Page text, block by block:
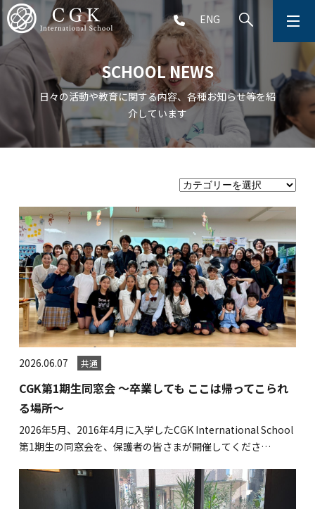
ENG
CGKについて
学校生活
プリスクール (2～5歳児)
高等部 (10～12年生)
アフタースクール (1～9年生)
海外留学・グローバル
コミュニティ
お問い合わせ
SCHOOL NEWS
学校経営コンサル
採用・求人情報
SCHOOL NEWS
日々の活動や教育に関する内容、各種お知らせ等を紹
介しています
2026.06.07 共通
CGK第1期生同窓会 ～卒業しても ここは帰ってこられ
る場所～
2026年5月、2016年4月に入学したCGK International School
第1期生の同窓会を、保護者の皆さまが開催してくださ…